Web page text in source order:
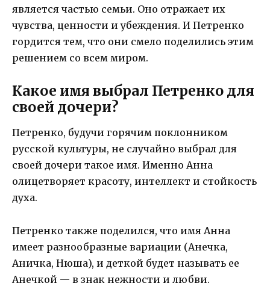
является частью семьи. Оно отражает их
чувства, ценности и убеждения. И Петренко
гордится тем, что они смело поделились этим
решением со всем миром.
Какое имя выбрал Петренко для
своей дочери?
Петренко, будучи горячим поклонником
русской культуры, не случайно выбрал для
своей дочери такое имя. Именно Анна
олицетворяет красоту, интеллект и стойкость
духа.
Петренко также поделился, что имя Анна
имеет разнообразные вариации (Анечка,
Аничка, Нюша), и деткой будет называть ее
Анечкой — в знак нежности и любви.